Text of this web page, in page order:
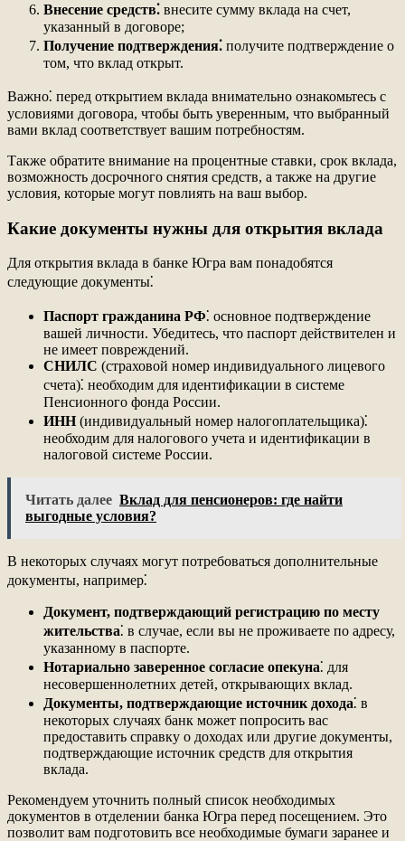
Внесение средств⁚ внесите сумму вклада на счет,
указанный в договоре;
Получение подтверждения⁚ получите подтверждение о
том, что вклад открыт.
Важно⁚ перед открытием вклада внимательно ознакомьтесь с
условиями договора, чтобы быть уверенным, что выбранный
вами вклад соответствует вашим потребностям.
Также обратите внимание на процентные ставки, срок вклада,
возможность досрочного снятия средств, а также на другие
условия, которые могут повлиять на ваш выбор.
Какие документы нужны для открытия вклада
Для открытия вклада в банке Югра вам понадобятся
следующие документы⁚
Паспорт гражданина РФ⁚ основное подтверждение
вашей личности. Убедитесь, что паспорт действителен и
не имеет повреждений.
СНИЛС (страховой номер индивидуального лицевого
счета)⁚ необходим для идентификации в системе
Пенсионного фонда России.
ИНН(индивидуальный номер налогоплательщика)⁚
необходим для налогового учета и идентификации в
налоговой системе России.
Читать далее Вклад для пенсионеров: где найти
выгодные условия?
В некоторых случаях могут потребоваться дополнительные
документы, например⁚
Документ, подтверждающий регистрацию по месту
жительства⁚ в случае, если вы не проживаете по адресу,
указанному в паспорте.
Нотариально заверенное согласие опекуна⁚ для
несовершеннолетних детей, открывающих вклад.
Документы, подтверждающие источник дохода⁚ в
некоторых случаях банк может попросить вас
предоставить справку о доходах или другие документы,
подтверждающие источник средств для открытия
вклада.
Рекомендуем уточнить полный список необходимых
документов в отделении банка Югра перед посещением. Это
позволит вам подготовить все необходимые бумаги заранее и